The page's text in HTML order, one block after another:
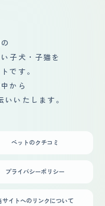
子犬・子猫を
です。
から
いたします。
ペットのクチコミ
プライバシーポリシー
サイトへのリンクについて